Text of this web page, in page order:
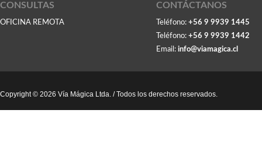
CONSULTAS
OFICINA REMOTA
CONTÁCTANOS
Teléfono: +56 9 9939 1445
Teléfono: +56 9 9939 1442
Email: info@viamagica.cl
Copyright © 2026 Vía Mágica Ltda. / Todos los derechos reservados.